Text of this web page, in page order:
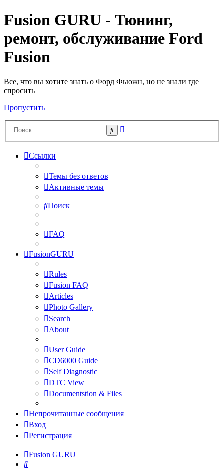
Fusion GURU - Тюнинг,
ремонт, обслуживание Ford
Fusion
Все, что вы хотите знать о Форд Фьюжн, но не знали где
спросить
Пропустить
Поиск
Ссылки
Темы без ответов
Активные темы
Поиск
FAQ
FusionGURU
Rules
Fusion FAQ
Articles
Photo Gallery
Search
About
User Guide
CD6000 Guide
Self Diagnostic
DTC View
Documentstion & Files
Непрочитанные сообщения
Вход
Регистрация
Fusion GURU
Поиск